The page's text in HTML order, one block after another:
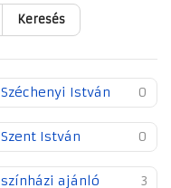
Keresés
Széchenyi István 0
Szent István 0
színházi ajánló 3